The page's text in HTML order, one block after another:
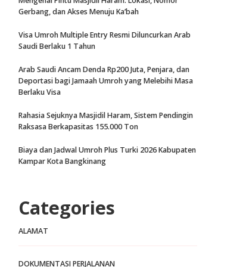
Gerbang, dan Akses Menuju Ka’bah
Visa Umroh Multiple Entry Resmi Diluncurkan Arab
Saudi Berlaku 1 Tahun
Arab Saudi Ancam Denda Rp200 Juta, Penjara, dan
Deportasi bagi Jamaah Umroh yang Melebihi Masa
Berlaku Visa
Rahasia Sejuknya Masjidil Haram, Sistem Pendingin
Raksasa Berkapasitas 155.000 Ton
Biaya dan Jadwal Umroh Plus Turki 2026 Kabupaten
Kampar Kota Bangkinang
Categories
ALAMAT
DOKUMENTASI PERJALANAN